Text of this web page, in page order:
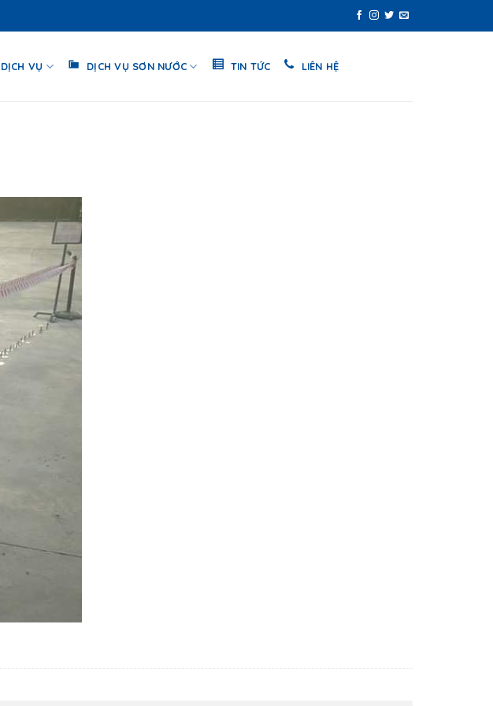
DỊCH VỤ DỊCH VỤ SƠN NƯỚC TIN TỨC LIÊN HỆ